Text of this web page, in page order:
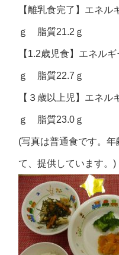
【離乳食完了】エネ
ｇ 脂質21.2ｇ
【1.2歳児食】エネル
ｇ 脂質22.7ｇ
【３歳以上児】エネ
ｇ 脂質23.0ｇ
(写真は普通食です。年
て、提供しています。)